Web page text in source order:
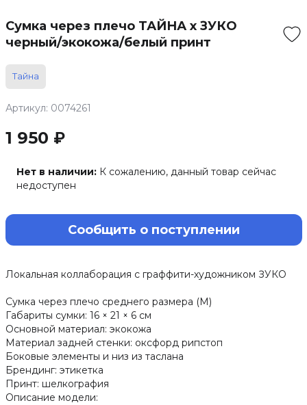
Сумка через плечо ТАЙНА x ЗУКО
черный/экокожа/белый принт
Тайна
Артикул: 0074261
1 950 ₽
Нет в наличии: К сожалению, данный товар сейчас
недоступен
Сообщить о поступлении
Локальная коллаборация с граффити-художником ЗУКО
Сумка через плечо среднего размера (M)
Габариты сумки: 16 × 21 × 6 см
Основной материал: экокожа
Материал задней стенки: оксфорд рипстоп
Боковые элементы и низ из таслана
Брендинг: этикетка
Принт: шелкография
Описание модели: